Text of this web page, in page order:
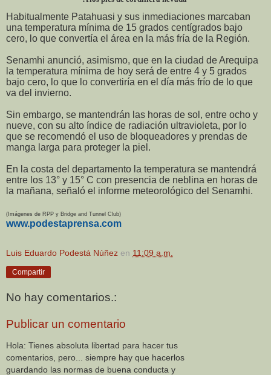
Habitualmente Patahuasi y sus inmediaciones marcaban
una temperatura mínima de 15 grados centígrados bajo
cero, lo que convertía el área en la más fría de la Región.
Senamhi anunció, asimismo, que en la ciudad de Arequipa
la temperatura mínima de hoy será de entre 4 y 5 grados
bajo cero, lo que lo convertiría en el día más frío de lo que
va del invierno.
Sin embargo, se mantendrán las horas de sol, entre ocho y
nueve, con su alto índice de radiación ultravioleta, por lo
que se recomendó el uso de bloqueadores y prendas de
manga larga para proteger la piel.
En la costa del departamento la temperatura se mantendrá
entre los 13° y 15° C con presencia de neblina en horas de
la mañana, señaló el informe meteorológico del Senamhi.
(Imágenes de RPP y Bridge and Tunnel Club)
www.podestaprensa.com
Luis Eduardo Podestá Núñez en 11:09 a.m.
Compartir
No hay comentarios.:
Publicar un comentario
Hola: Tienes absoluta libertad para hacer tus
comentarios, pero... siempre hay que hacerlos
guardando las normas de buena conducta y